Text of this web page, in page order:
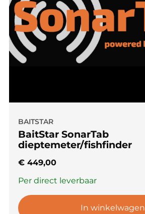
BAITSTAR
BaitStar SonarTab
dieptemeter/fishfinder
€ 449,00
Per direct leverbaar
In winkelwagen